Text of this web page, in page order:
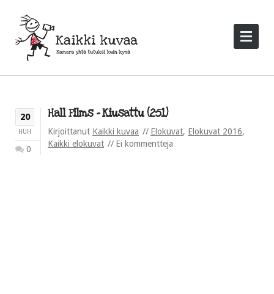
20
HUH
0
Hall Films – Kiusattu (2:51)
Kirjoittanut Kaikki kuvaa Elokuvat, Elokuvat 2016,
Kaikki elokuvat
Ei kommentteja